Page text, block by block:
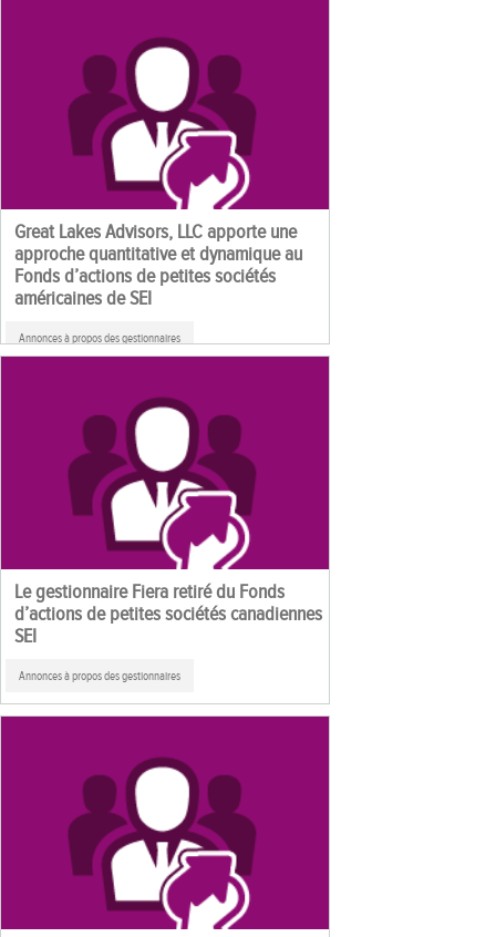
Great Lakes Advisors, LLC apporte une
approche quantitative et dynamique au
Fonds d’actions de petites sociétés
américaines de SEI
Annonces à propos des gestionnaires
Le gestionnaire Fiera retiré du Fonds
d’actions de petites sociétés canadiennes
SEI
Annonces à propos des gestionnaires